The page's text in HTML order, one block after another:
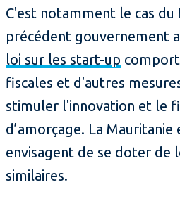
C'est notamment le cas du
précédent gouvernement
loi sur les start-up
fiscales et d'autres
stimuler l'innovation et le
d’amorçage. La
envisagent de se doter de
similaires.